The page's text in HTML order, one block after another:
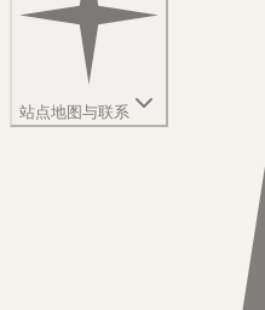
站点地图与联系